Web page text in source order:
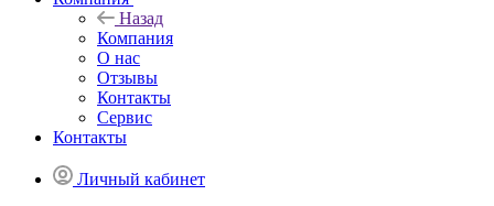
Назад
Компания
О нас
Отзывы
Контакты
Сервис
Контакты
Личный кабинет